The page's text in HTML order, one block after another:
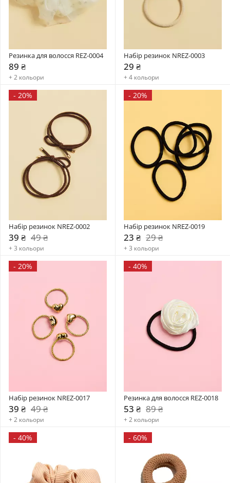
Резинка для волосся REZ-0004
89 ₴
+ 2 кольори
Набір резинок NREZ-0003
29 ₴
+ 4 кольори
- 20%
Набір резинок NREZ-0002
39 ₴ 49 ₴
+ 3 кольори
- 20%
Набір резинок NREZ-0019
23 ₴ 29 ₴
+ 3 кольори
- 20%
Набір резинок NREZ-0017
39 ₴ 49 ₴
+ 2 кольори
- 40%
Резинка для волосся REZ-0018
53 ₴ 89 ₴
+ 2 кольори
- 40% - 60%